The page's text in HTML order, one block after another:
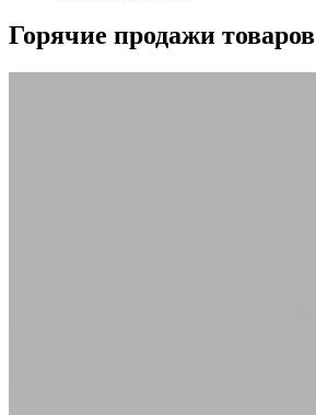
Горячие продажи товаров